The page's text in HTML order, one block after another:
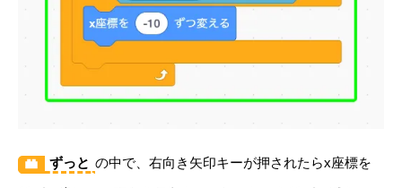
ずっと の中で、右向き矢印キーが押されたらx座標を